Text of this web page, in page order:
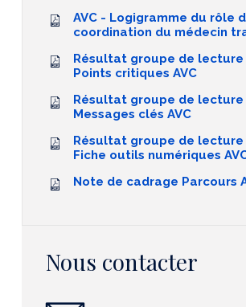
AVC - Logigramme du rôle
coordination du médecin
Résultat groupe de lecture
Points critiques AVC
Résultat groupe de lecture
Messages clés AVC
Résultat groupe de lecture
Fiche outils numériques
Note de cadrage Parcours
Nous contacter